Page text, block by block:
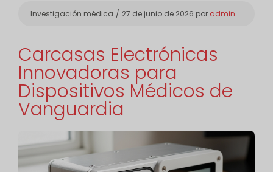
Categorías
Investigación médica 27 de junio de 2026 por admin
Carcasas Electrónicas
Innovadoras para
Dispositivos Médicos de
Vanguardia